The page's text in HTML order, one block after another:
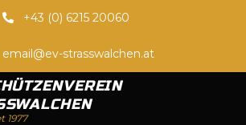
+43 (0) 6215 20060
email@ev-strasswalchen.at
1977